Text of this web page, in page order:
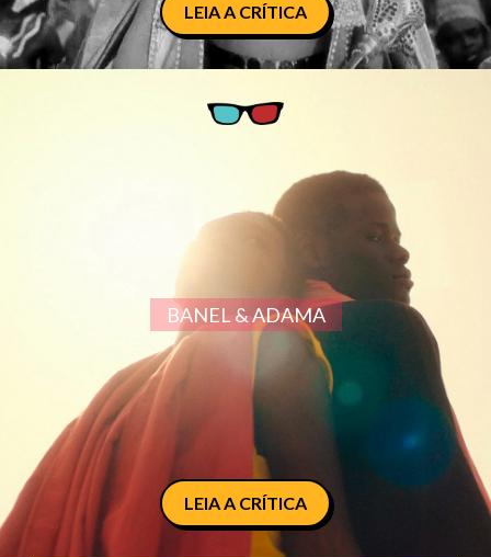
LEIA A CRÍTICA
BANEL & ADAMA
LEIA A CRÍTICA